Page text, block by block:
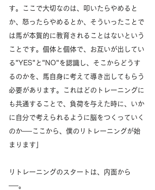
す。ここで大切なのは、叩いたらやめると
か、怒ったらやめるとか、そういったことで
は馬が本質的に教育されることはないという
ことです。個体と個体で、お互いが出してい
る"YES"と"NO"を認識し、そこからどうす
るのかを、馬自身に考えて導き出してもらう
必要があります。これはどのトレーニングに
も共通することで、負荷を与えた時に、いか
に自分で考えられるように脳をつくっていく
のか──ここから、僕のリトレーニングが始
まります」
リトレーニングのスタートは、内面から
──。